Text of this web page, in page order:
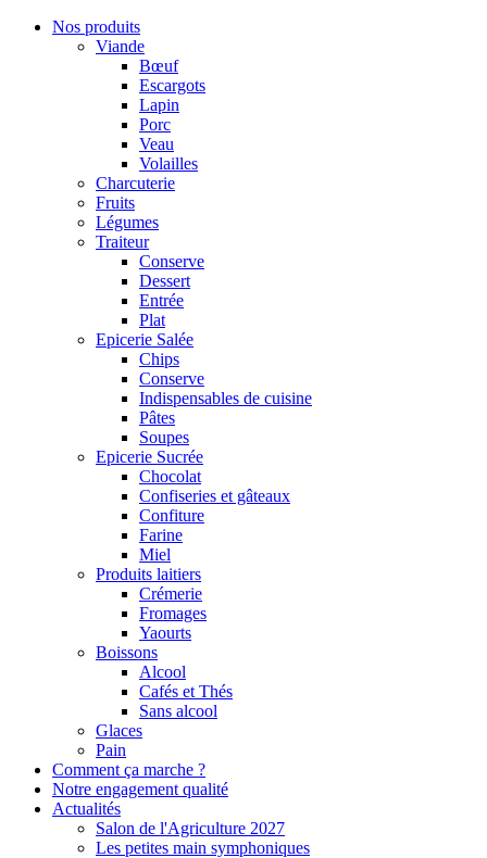
Nos produits
Viande
Bœuf
Escargots
Lapin
Porc
Veau
Volailles
Charcuterie
Fruits
Légumes
Traiteur
Conserve
Dessert
Entrée
Plat
Epicerie Salée
Chips
Conserve
Indispensables de cuisine
Pâtes
Soupes
Epicerie Sucrée
Chocolat
Confiseries et gâteaux
Confiture
Farine
Miel
Produits laitiers
Crémerie
Fromages
Yaourts
Boissons
Alcool
Cafés et Thés
Sans alcool
Glaces
Pain
Comment ça marche ?
Notre engagement qualité
Actualités
Salon de l'Agriculture 2027
Les petites main symphoniques